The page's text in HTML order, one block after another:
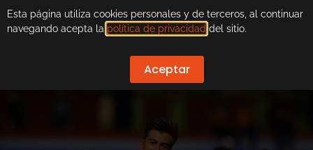
Esta página utiliza cookies personales y de terceros, al continuar
navegando acepta la política de privacidad del sitio.
Aceptar